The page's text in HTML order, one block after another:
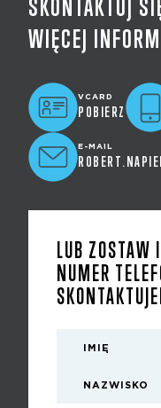
SKONTAKTUJ
WIĘCEJ
VCARD
POBIERZ
E-MAIL
LUB
NUMER